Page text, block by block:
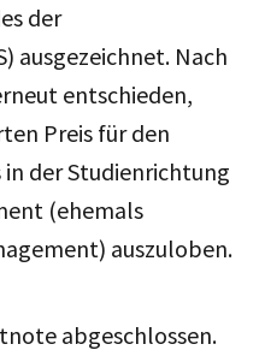
der
ausgezeichnet. Nach
entschieden,
Preis für den
der Studienrichtung
(ehemals
auszuloben.
abgeschlossen.